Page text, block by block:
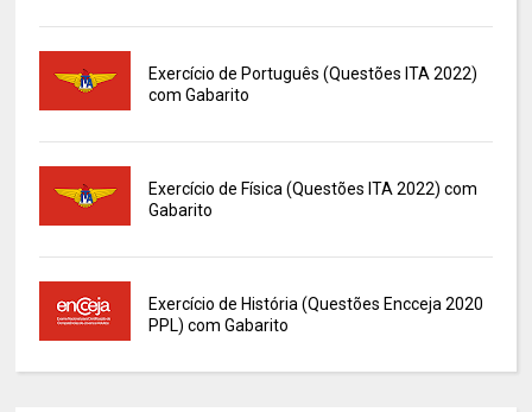
Exercício de Português (Questões ITA 2022)
com Gabarito
Exercício de Física (Questões ITA 2022) com
Gabarito
Exercício de História (Questões Encceja 2020
PPL) com Gabarito